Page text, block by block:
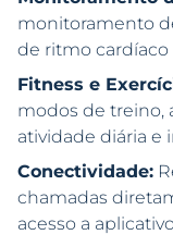
monitoramento
de ritmo cardíaco
Fitness e
modos de treino,
atividade diária e
Conectividade:
chamadas
acesso a